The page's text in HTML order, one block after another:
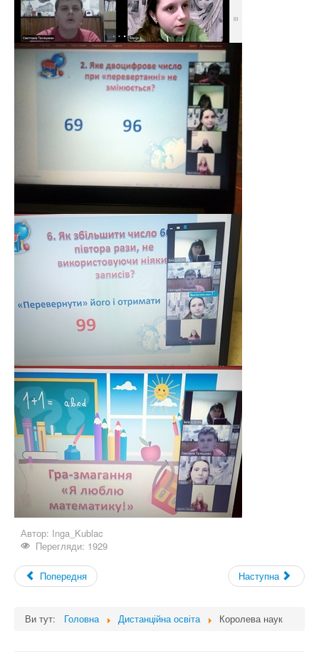
Автор: Inga_Kublac
Перегляди: 1929
Попередня Наступна
Ви тут: Головна Дистанційна освіта Королева наук